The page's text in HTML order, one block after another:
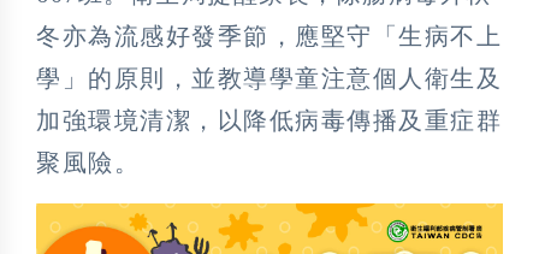
冬亦為流感好發季節，應堅守「生病不上
學」的原則，並教導學童注意個人衛生及
加強環境清潔，以降低病毒傳播及重症群
聚風險。